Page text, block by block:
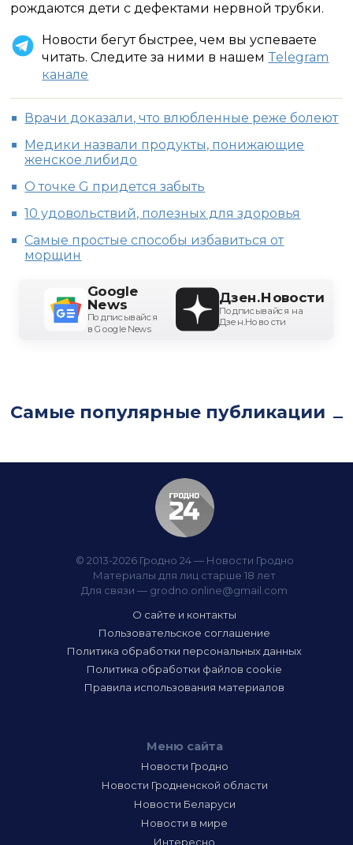
рождаются дети с дефектами нервной трубки.
Новости бегут быстрее, чем вы успеваете
читать. Следите за ними в нашем Telegram
канале
Врачи доказали, что влюбленные реже болеют
Медики назвали продукты, понижающие
женское либидо
О точке G придется забыть
10 удовольствий, полезных для здоровья
Самые простые способы избавиться от
морщин
Google
News
Подписывайся
в Google News
Дзен.Новости
Подписывайся на
Дзен.Новости
Самые популярные публикации
© 2013-2026 Гродно 24 — Новости Гродно
Материалы для лиц старше 18 лет
Для связи — grodno.online@gmail.com
О сайте и контакты
Пользовательское соглашение
Политика обработки персональных данных
Политика обработки файлов cookie
Правила использования материалов
Меню сайта
Новости Гродно
Новости Гродненской области
Новости Беларуси
Новости в мире
Интересно